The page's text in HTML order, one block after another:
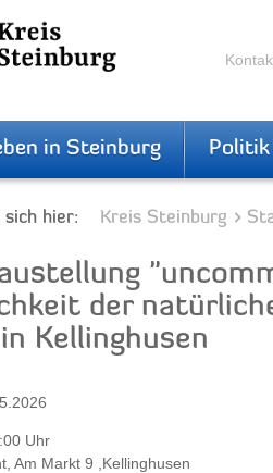
in Steinburg Politik
sich hier: Kreis Steinburg
der
Kellinghusen
Uhr
Am Markt 9 ,Kellinghusen